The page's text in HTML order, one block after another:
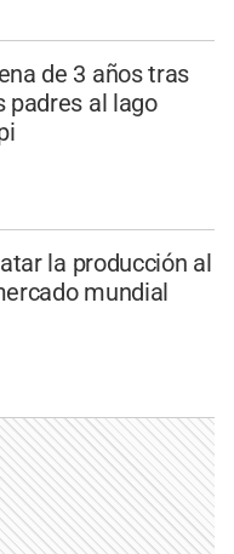
de 3 años tras
padres al lago
la producción al
mundial